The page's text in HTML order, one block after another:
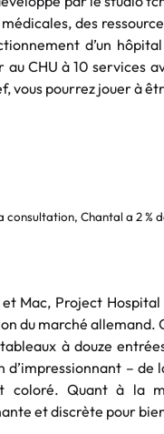
des
d’un
CHU à 10 services
vous pourrez jouer à
consultation, Chantal a 2 %
Mac, Project
du marché allemand.
tableaux à douze
d’impressionnant – de
coloré. Quant à la
et discrète pour